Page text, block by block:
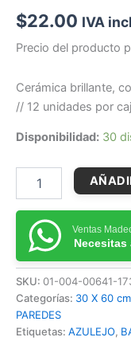
$22.00 IVA
Precio del producto
Cerámica brillante,
// 12 unidades por
Disponibilidad: 30
Ventas
Necesitas
SKU: 01-004-00641-
Categorías: 30 X 60
PAREDES
Etiquetas: AZULEJO,